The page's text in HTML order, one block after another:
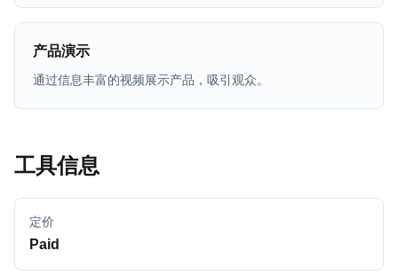
产品演示
通过信息丰富的视频展示产品，吸引观众。
工具信息
定价
Paid